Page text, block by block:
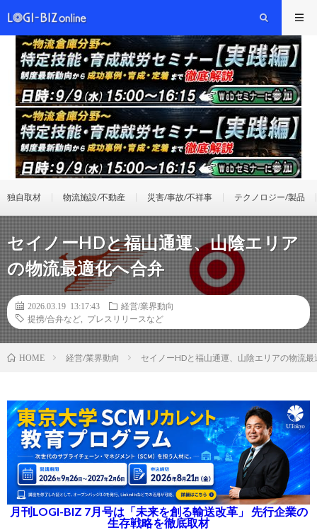
独自取材 物流施設/不動産 災害/事故/不祥事 テクノロジー/製品
セイノーHDと福山通運、山陰エリア
の物流最適化へ合弁
2026.03.19 13:17:43
経営/業界動向
提携/合弁など
プレスリリースなど
HOME 経営/業界動向 セイノーHDと福山通運、山陰エリアの物流最
月刊LOGI-BIZ 7月号は「未来を創る輸送改革」 先行企業の
生存戦略を徹底取材